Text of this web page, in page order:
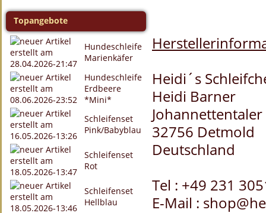
Topangebote
Hundeschleife
Marienkäfer
Hundeschleife
Erdbeere
*Mini*
Schleifenset
Pink/Babyblau
Schleifenset
Rot
Schleifenset
Hellblau
Heidi´s
Heidi Barner
Johannettentaler
32756 Detmold
Deutschland
Tel : +49 231
E-Mail :